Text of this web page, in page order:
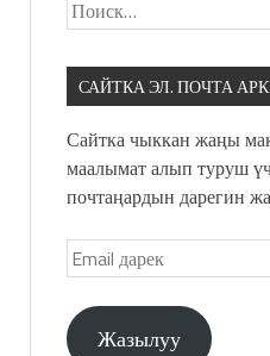
САЙТКА ЭЛ. ПОЧТА
Сайтка чыккан жаңы
маалымат алып туруш
почтаңардын дарегин
Жазылуу